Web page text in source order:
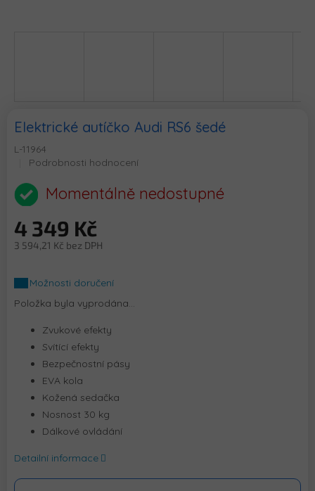
Elektrické autíčko Audi RS6 šedé
L-11964
Průměrné
produktu
je
5
Podrobnosti hodnocení
Momentálně nedostupné
4 349 Kč
3 594,21 Kč bez DPH
cena:Možnosti doručení
Položka byla vyprodána…
Zvukové efekty
Svítící efekty
Bezpečnostní pásy
EVA kola
Kožená sedačka
Nosnost 30 kg
Dálkové ovládání
Detailní informace